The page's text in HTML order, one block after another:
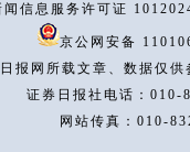
闻信息服务许可证
京公网安备
报网所载文章、数据仅供
证券日报社电话：010-
网站传真：010-